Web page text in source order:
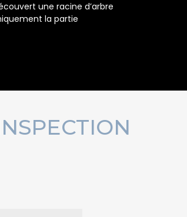
une racine d’arbre
la partie